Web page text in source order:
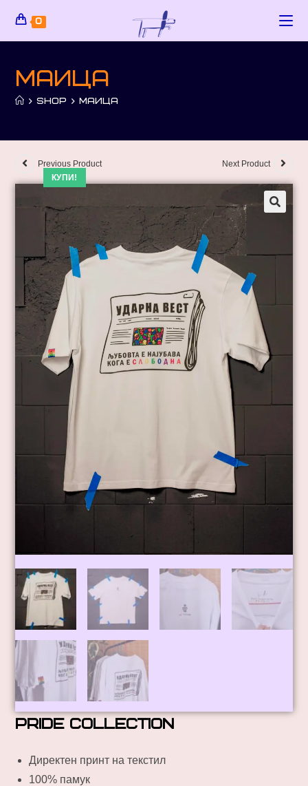
0
Маица
> SHOP > МАИЦА
КУПИ!
Previous Product Next Product
Pride collection
Директен принт на текстил
100% памук